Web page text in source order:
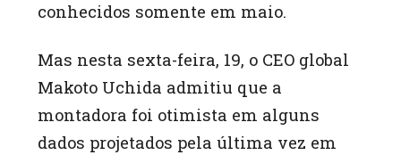
conhecidos somente em maio.
Mas nesta sexta-feira, 19, o CEO global
Makoto Uchida admitiu que a
montadora foi otimista em alguns
dados projetados pela última vez em